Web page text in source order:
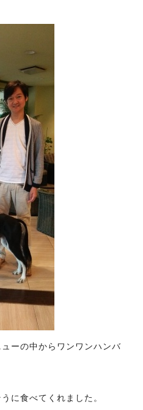
ーの中からワンワンハンバ
に食べてくれました。